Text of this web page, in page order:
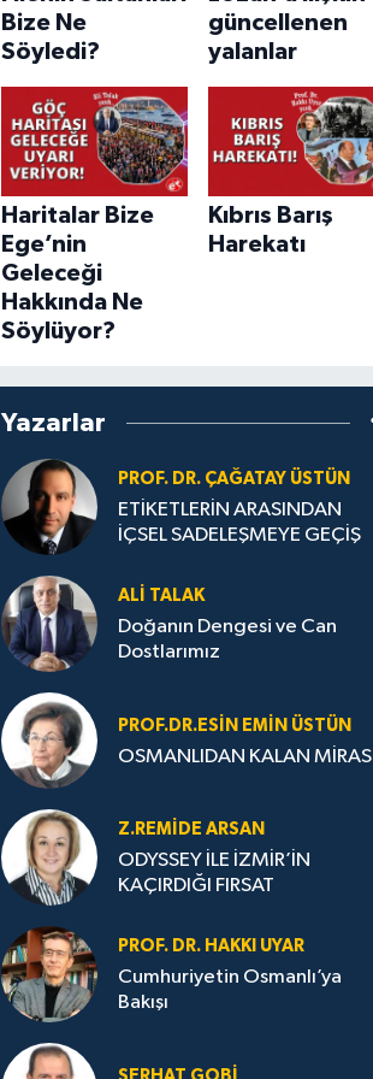
Bize Ne
Söyledi?
güncellenen
yalanlar
Haritalar Bize
Ege’nin
Geleceği
Hakkında Ne
Söylüyor?
Kıbrıs Barış
Harekatı
Yazarlar
PROF. DR. ÇAĞATAY ÜSTÜN
ETİKETLERİN ARASINDAN
İÇSEL SADELEŞMEYE GEÇİŞ
ALI TALAK
Doğanın Dengesi ve Can
Dostlarımız
PROF.DR.ESIN EMIN ÜSTÜN
OSMANLIDAN KALAN MİRAS
Z.REMIDE ARSAN
ODYSSEY İLE İZMİR’İN
KAÇIRDIĞI FIRSAT
PROF. DR. HAKKI UYAR
Cumhuriyetin Osmanlı’ya
Bakışı